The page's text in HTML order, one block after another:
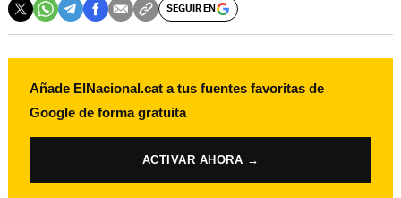
SEGUIR EN
Añade ElNacional.cat a tus fuentes favoritas de
Google de forma gratuita
ACTIVAR AHORA →